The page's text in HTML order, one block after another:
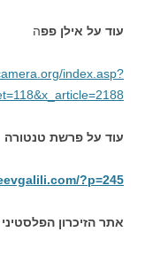
עוד על אילן פפה
index.asp?
עוד על פרשת טנטורה
?p=245
אתר הזיכרון הפלסטיני